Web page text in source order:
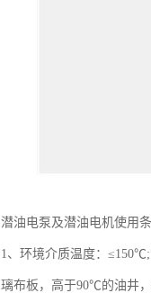
潜油电泵及潜油电机使用条
1、环境介质温度：
璃布板，高于90℃的油井